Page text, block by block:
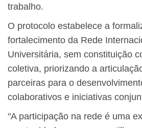
trabalho.
O protocolo estabelece a
fortalecimento da Rede
Universitária, sem constituição
coletiva, priorizando a
parceiras para o
colaborativos e iniciativas
"A participação na rede é uma